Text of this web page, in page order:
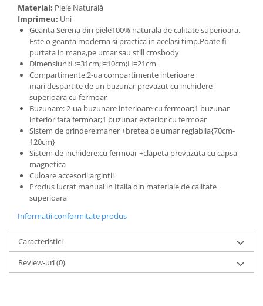
Material: Piele Naturală
Imprimeu: Uni
Geanta Serena din piele100% naturala de calitate superioara.
Este o geanta moderna si practica in acelasi timp.Poate fi
purtata in mana,pe umar sau still crosbody
Dimensiuni:L:=31cm;l=10cm;H=21cm
Compartimente:2-ua compartimente interioare
mari despartite de un buzunar prevazut cu inchidere
superioara cu fermoar
Buzunare: 2-ua buzunare interioare cu fermoar;1 buzunar
interior fara fermoar;1 buzunar exterior cu fermoar
Sistem de prindere:maner +bretea de umar reglabila{70cm-
120cm}
Sistem de inchidere:cu fermoar +clapeta prevazuta cu capsa
magnetica
Culoare accesorii:argintii
Produs lucrat manual in Italia din materiale de calitate
superioara
Informatii conformitate produs
Caracteristici
Review-uri(0)